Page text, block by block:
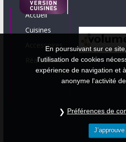
Accueil
Cuisines
Accessoires
Réalisations
En poursuivant sur ce
l'utilisation de cookies
expérience de navigation et
anonyme l'activité
Préférences de
J’approuve